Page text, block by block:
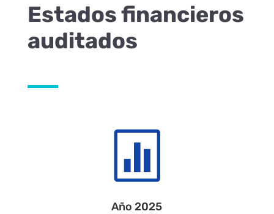
Estados financieros
auditados

Año 2025